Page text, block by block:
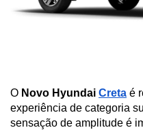
O Novo Hyundai Creta é
experiência de categoria
sensação de amplitude é